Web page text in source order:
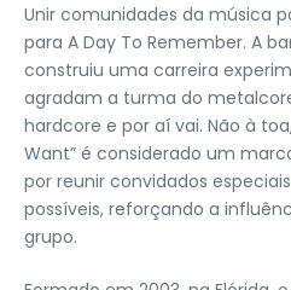
Unir comunidades da música
para A Day To Remember. A
construiu uma carreira
agradam a turma do
hardcore e por aí vai. Não à
Want” é considerado um
por reunir convidados
possíveis, reforçando a
grupo.